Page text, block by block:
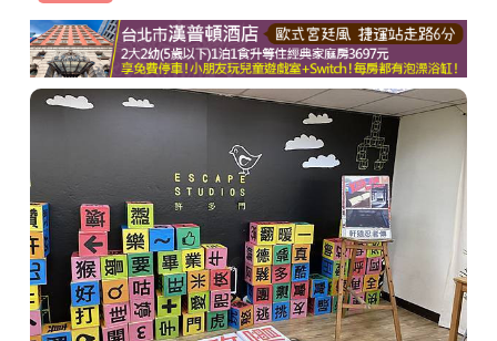
商家合作
推薦景點
討論區
聯絡我們
APP下載